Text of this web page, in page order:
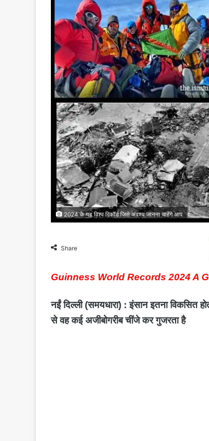
2024 के यह विश्व रिकॉर्ड जिसे अवश्य जानना चाहेंगे आप
Share
Guinness World Records 2024 A
नईं दिल्ली (समयधारा) : इंसान इतना विकसित
से वह कई अजीबोगरीब चींजे कर गुजरता है